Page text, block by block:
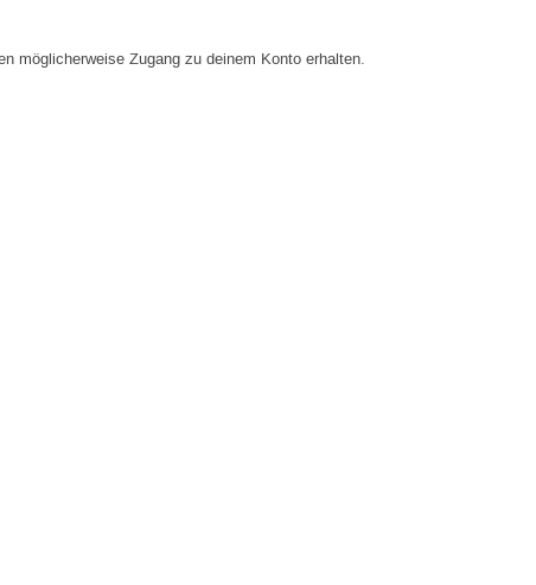
möglicherweise Zugang zu deinem Konto erhalten.